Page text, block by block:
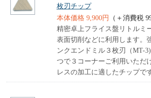
枚刃チップ
本体価格 9,900円
（＋消費税
精密卓上フライス盤リトルミ
表面切削などに利用します。
ンクエンドミル３枚刃（MT-
つで３コーナーご利用いただ
レスの加工に適したチップで